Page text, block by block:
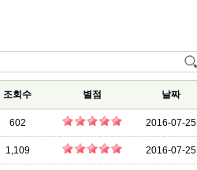
조회수 별점 날짜
602 2016-07-25
1,109 2016-07-25